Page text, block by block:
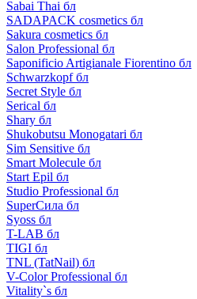
Sabai Thai бл
SADAPACK cosmetics бл
Sakura cosmetics бл
Salon Professional бл
Saponificio Artigianale Fiorentino бл
Schwarzkopf бл
Secret Style бл
Serical бл
Shary бл
Shukobutsu Monogatari бл
Sim Sensitive бл
Smart Molecule бл
Start Epil бл
Studio Professional бл
SuperСила бл
Syoss бл
T-LAB бл
TIGI бл
TNL (TatNail) бл
V-Color Professional бл
Vitality`s бл